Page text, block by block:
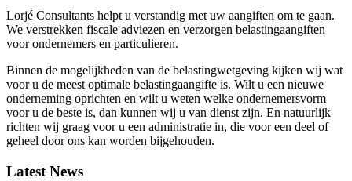
Lorjé Consultants helpt u verstandig met uw aangiften om te gaan.
We verstrekken fiscale adviezen en verzorgen belastingaangiften
voor ondernemers en particulieren.
Binnen de mogelijkheden van de belastingwetgeving kijken wij wat
voor u de meest optimale belastingaangifte is. Wilt u een nieuwe
onderneming oprichten en wilt u weten welke ondernemersvorm
voor u de beste is, dan kunnen wij u van dienst zijn. En natuurlijk
richten wij graag voor u een administratie in, die voor een deel of
geheel door ons kan worden bijgehouden.
Latest News